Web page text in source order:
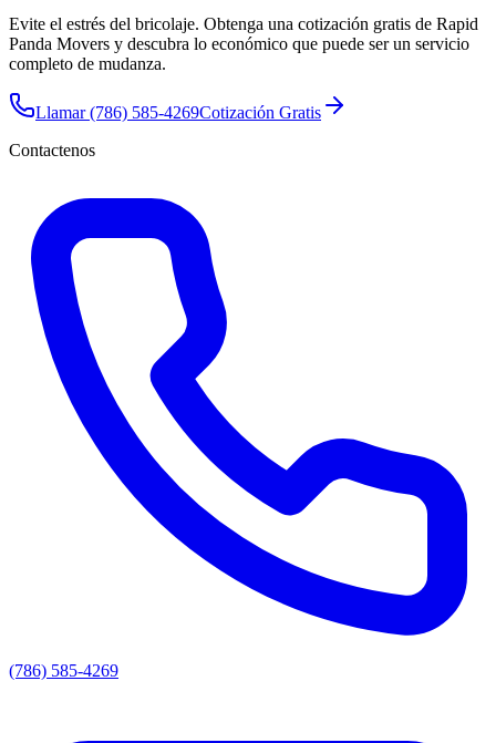
Evite el estrés del bricolaje. Obtenga una cotización gratis de Rapid
Panda Movers y descubra lo económico que puede ser un servicio
completo de mudanza.
Llamar (786) 585-4269Cotización Gratis
Contactenos
(786) 585-4269